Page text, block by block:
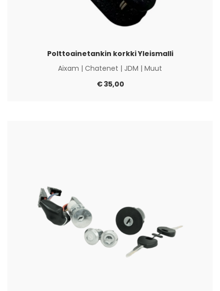
Polttoainetankin korkki Yleismalli
Aixam | Chatenet | JDM | Muut
€35,00